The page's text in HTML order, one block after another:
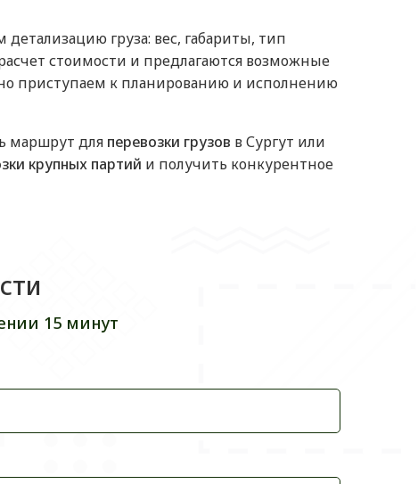
груза: вес, габариты, тип
стоимости и предлагаются возможные
приступаем к планированию и исполнению
маршрут для перевозки грузов в Сургут или
крупных партий и получить конкурентное
15 минут